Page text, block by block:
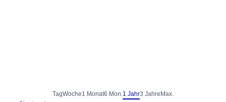
TagWoche1 Monat6 Mon.1 Jahr3 Jahre Max.